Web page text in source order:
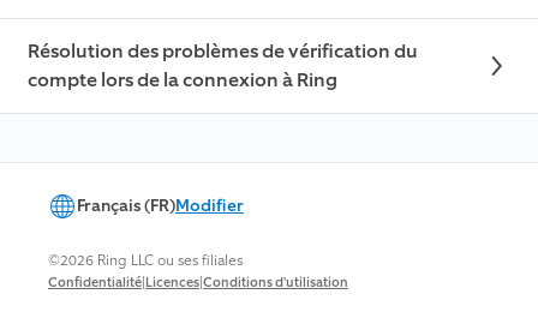
Résolution des problèmes de vérification du
compte lors de la connexion à Ring
Français (FR)Modifier
©2026 Ring LLC ou ses filiales
Confidentialité|Licences|Conditions d'utilisation